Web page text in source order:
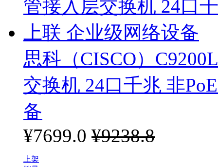
思科（CISCO）
交换机 24口千兆 非
备
¥7699.0 ¥9238.8
上架